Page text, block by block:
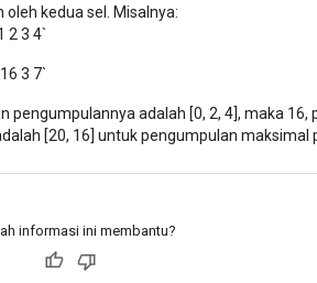
oleh kedua sel. Misalnya:
2 3 4`
3 7`
pengumpulannya adalah [0, 2, 4], maka 16,
[20, 16] untuk pengumpulan maksimal
informasi ini membantu?